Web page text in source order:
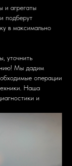
и агрегаты
подберут
в максимально
уточнить
Мы дадим
операции
Наша
и